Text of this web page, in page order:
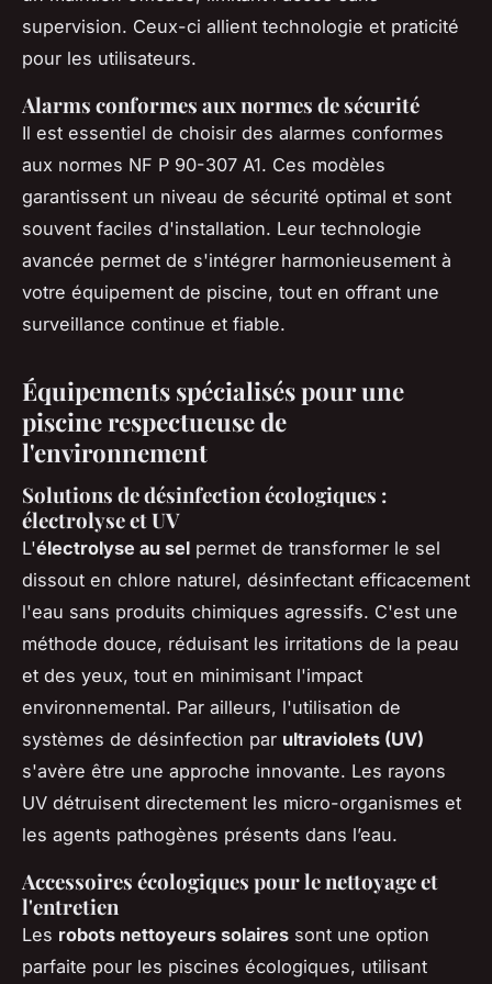
supervision. Ceux-ci allient technologie et praticité
pour les utilisateurs.
Alarms conformes aux normes de sécurité
Il est essentiel de choisir des alarmes conformes
aux normes NF P 90-307 A1. Ces modèles
garantissent un niveau de sécurité optimal et sont
souvent faciles d'installation. Leur technologie
avancée permet de s'intégrer harmonieusement à
votre équipement de piscine, tout en offrant une
surveillance continue et fiable.
Équipements spécialisés pour une
piscine respectueuse de
l'environnement
Solutions de désinfection écologiques :
électrolyse et UV
L'électrolyse au sel permet de transformer le sel
dissout en chlore naturel, désinfectant efficacement
l'eau sans produits chimiques agressifs. C'est une
méthode douce, réduisant les irritations de la peau
et des yeux, tout en minimisant l'impact
environnemental. Par ailleurs, l'utilisation de
systèmes de désinfection par ultraviolets (UV)
s'avère être une approche innovante. Les rayons
UV détruisent directement les micro-organismes et
les agents pathogènes présents dans l’eau.
Accessoires écologiques pour le nettoyage et
l'entretien
Les robots nettoyeurs solaires sont une option
parfaite pour les piscines écologiques, utilisant